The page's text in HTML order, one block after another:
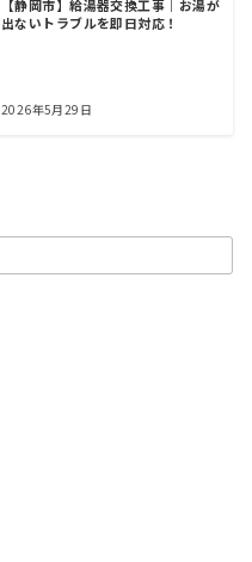
【静岡市】給湯器交換工事｜お湯が
出ないトラブルを即日対応！
2026年5月29日